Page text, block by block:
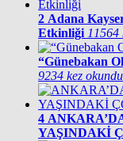
2 Adana
Etkinliği 11564
“Günebakan
9234 kez okundu
4
YAŞINDAKİ